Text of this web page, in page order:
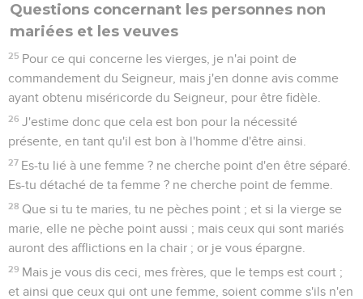
Questions concernant les personnes non
mariées et les veuves
25 Pour ce qui concerne les vierges, je n'ai point de
commandement du Seigneur, mais j'en donne avis comme
ayant obtenu miséricorde du Seigneur, pour être fidèle.
26 J'estime donc que cela est bon pour la nécessité
présente, en tant qu'il est bon à l'homme d'être ainsi.
27 Es-tu lié à une femme ? ne cherche point d'en être séparé.
Es-tu détaché de ta femme ? ne cherche point de femme.
28 Que si tu te maries, tu ne pèches point ; et si la vierge se
marie, elle ne pèche point aussi ; mais ceux qui sont mariés
auront des afflictions en la chair ; or je vous épargne.
29 Mais je vous dis ceci, mes frères, que le temps est court ;
et ainsi que ceux qui ont une femme, soient comme s'ils n'en